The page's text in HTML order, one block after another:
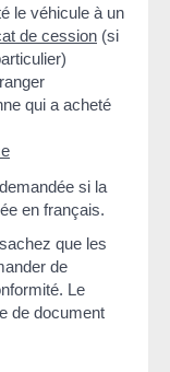
le véhicule à un
de cession (si
qui a acheté
si la
en français.
que les
de
Le
de document